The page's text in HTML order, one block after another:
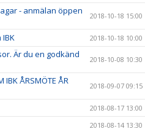
- anmälan öppen
2018-10-18 15:00
2018-10-18 10:00
Är du en godkänd
2018-10-08 10:30
IBK ÅRSMÖTE ÅR
2018-09-07 09:15
2018-08-17 13:00
2018-08-14 13:30